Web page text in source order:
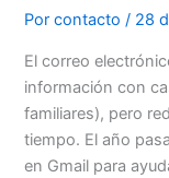
Porcontacto/ 28
El correo
información con
familiares), pero
tiempo. El año
en Gmail para